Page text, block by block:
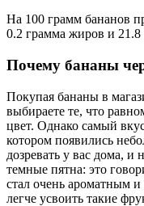
На 100 грамм бананов
0.2 грамма жиров и 21.8
Почему бананы
Покупая бананы в
выбираете те, что
цвет. Однако самый
котором появились
дозревать у вас дома, и
темные пятна: это
стал очень ароматным
легче усвоить такие